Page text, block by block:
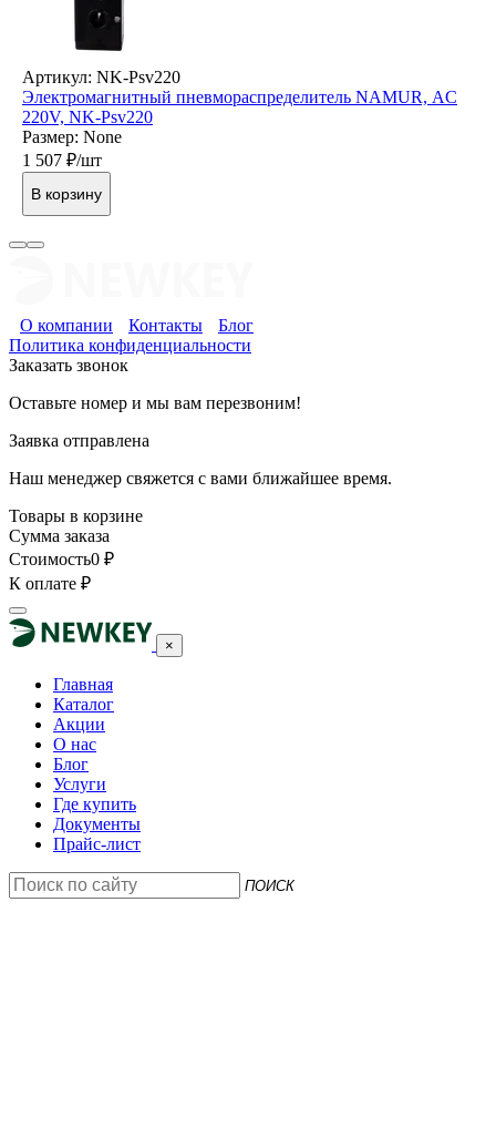
Артикул: NK-Psv220
Электромагнитный пневмораспределитель NAMUR, AC
220V, NK-Psv220
Размер: None
1 507 ₽/шт
В корзину
О компании Контакты
Блог
Политика конфиденциальности
Заказать звонок
Оставьте номер и мы вам перезвоним!
Заявка отправлена
Наш менеджер свяжется с вами ближайшее время.
Товары в корзине
Сумма заказа
Стоимость0 ₽
К оплате ₽
×
Главная
Каталог
Акции
О нас
Блог
Услуги
Где купить
Документы
Прайс-лист
ПОИСК